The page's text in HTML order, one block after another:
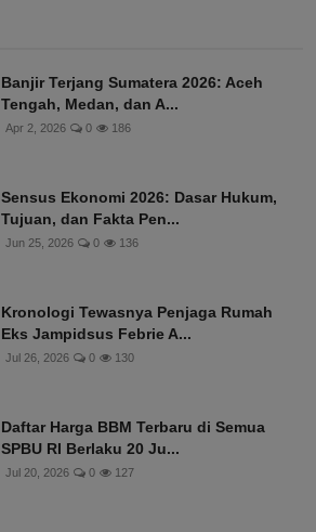
Banjir Terjang Sumatera 2026: Aceh
Tengah, Medan, dan A...
Apr 2, 2026 0 186
Sensus Ekonomi 2026: Dasar Hukum,
Tujuan, dan Fakta Pen...
Jun 25, 2026 0 136
Kronologi Tewasnya Penjaga Rumah
Eks Jampidsus Febrie A...
Jul 26, 2026 0 130
Daftar Harga BBM Terbaru di Semua
SPBU RI Berlaku 20 Ju...
Jul 20, 2026 0 127